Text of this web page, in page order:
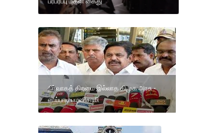
நிர்வாகத் திறமை இல்லாத திமுக அரசு -
எடப்பாடி பழனிசாமி